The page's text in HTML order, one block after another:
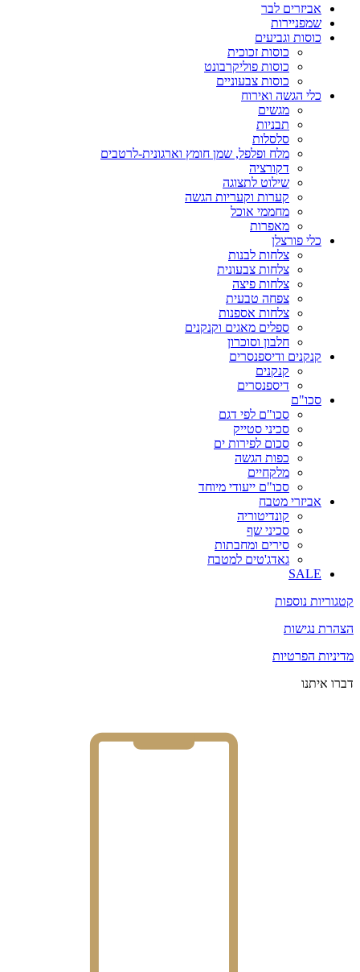
אביזרים לבר
שמפניירות
כוסות וגביעים
כוסות זכוכית
כוסות פוליקרבונט
כוסות צבעוניים
כלי הגשה ואירוח
מגשים
תבניות
סלסלות
מלח ופלפל, שמן חומץ וארגונית-לרטבים
דקורציה
שילוט לתצוגה
קערות וקעריות הגשה
מחממי אוכל
מאפרות
כלי פורצלן
צלחות לבנות
צלחות צבעונית
צלחות פיצה
צפחה טבעית
צלחות אספנות
ספלים מאגים וקנקנים
חלבון וסוכרון
קנקנים ודיספנסרים
קנקנים
דיספנסרים
סכו"ם
סכו"ם לפי דגם
סכיני סטייק
סכום לפירות ים
כפות הגשה
מלקחיים
סכו"ם ייעודי מיוחד
אביזרי מטבח
קונדיטוריה
סכיני שף
סירים ומחבתות
גאדג'טים למטבח
SALE
קטגוריות נוספות
הצהרת נגישות
מדיניות הפרטיות
דברו איתנו